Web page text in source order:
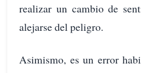
realizar un cambio de
alejarse del peligro.
Asimismo, es un error